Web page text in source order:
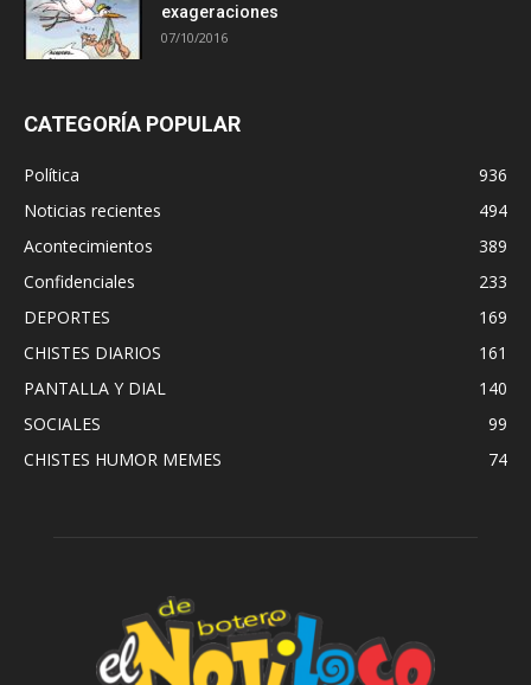
exageraciones
07/10/2016
CATEGORÍA POPULAR
Política
936
Noticias recientes
494
Acontecimientos
389
Confidenciales
233
DEPORTES
169
CHISTES DIARIOS
161
PANTALLA Y DIAL
140
SOCIALES
99
CHISTES HUMOR MEMES
74